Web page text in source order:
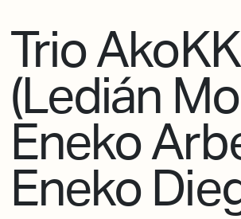
Trio
(Ledián
Eneko
Eneko